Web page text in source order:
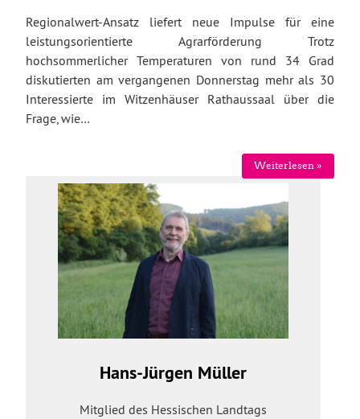
Regionalwert-Ansatz liefert neue Impulse für eine
leistungsorientierte Agrarförderung Trotz
hochsommerlicher Temperaturen von rund 34 Grad
diskutierten am vergangenen Donnerstag mehr als 30
Interessierte im Witzenhäuser Rathaussaal über die
Frage, wie…
Weiterlesen »
Hans-Jürgen Müller
Mitglied des Hessischen Landtags